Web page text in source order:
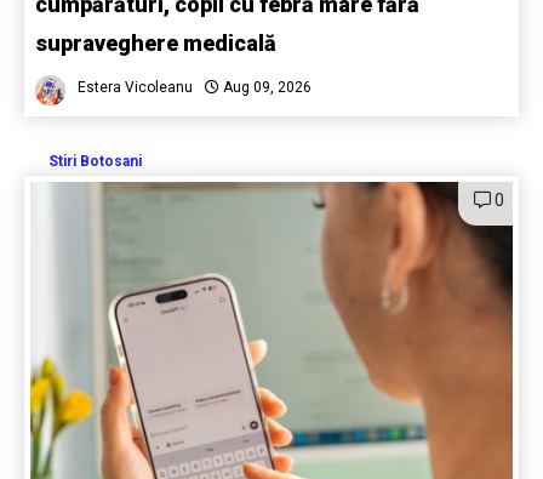
supraveghere medicală
Estera Vicoleanu Aug 09, 2026
Stiri Botosani
0